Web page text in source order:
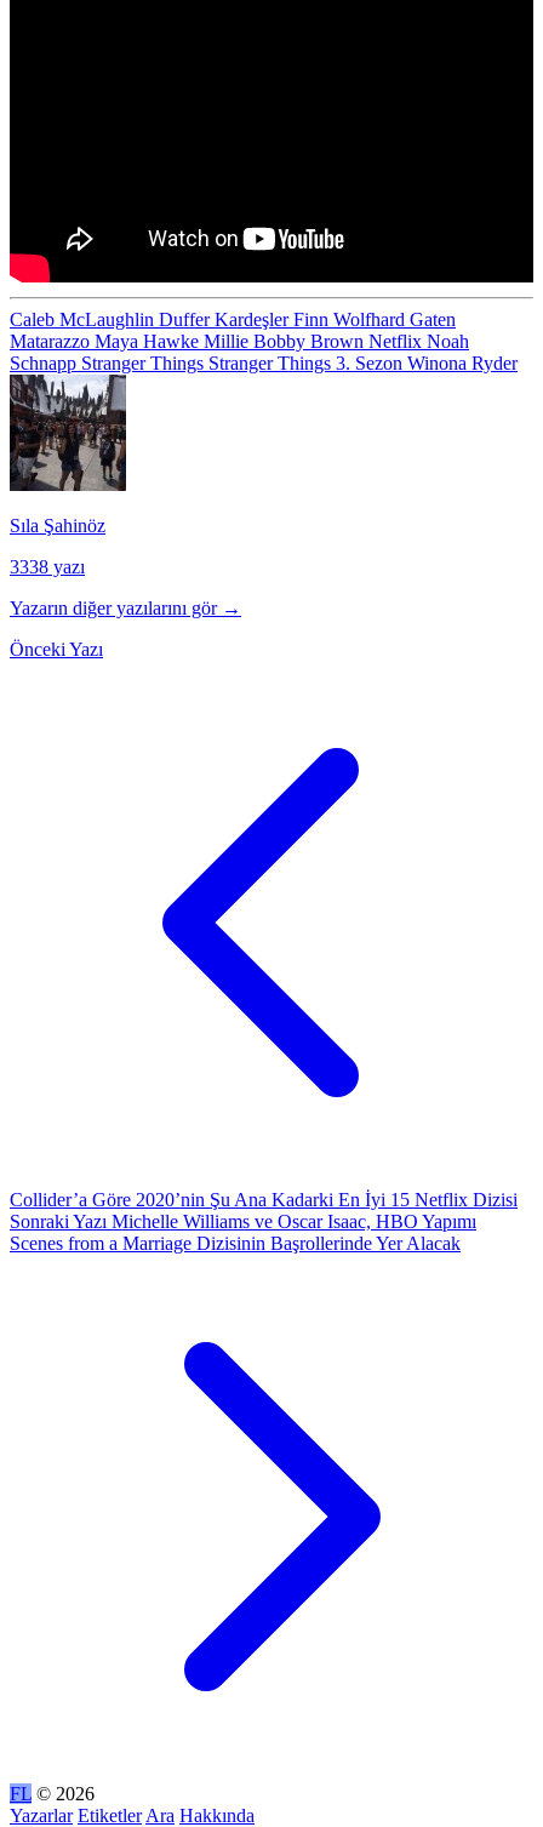
Caleb McLaughlin Duffer KardeşlerFinn Wolfhard Gaten
Matarazzo Maya Hawke Millie Bobby Brown Netflix Noah
Schnapp Stranger Things Stranger Things 3. Sezon Winona Ryder
Sıla Şahinöz
3338 yazı
Yazarın diğer yazılarını gör →
Önceki Yazı
Collider’a Göre 2020’nin Şu Ana Kadarki En İyi 15 Netflix Dizisi
Sonraki Yazı Michelle Williams ve Oscar Isaac, HBO Yapımı
Scenes from a Marriage Dizisinin Başrollerinde Yer Alacak
FL © 2026
Yazarlar Etiketler Ara Hakkında